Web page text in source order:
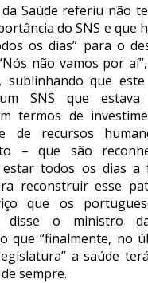
Saúde referiu não
do SNS e que
os dias” para o
não vamos por
sublinhando que este
SNS que estava
termos de
de recursos
– que são
estar todos os dias a
reconstruir esse
que os
disse o ministro
que “finalmente, no
a saúde
sempre.